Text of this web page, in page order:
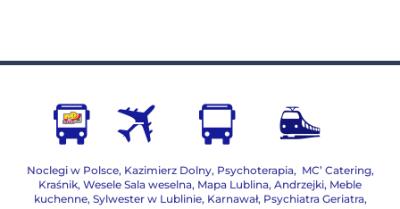
Noclegi w Polsce, Kazimierz Dolny, Psychoterapia, MC’ Catering,
Kraśnik, Wesele Sala weselna, Mapa Lublina, Andrzejki, Meble
kuchenne, Sylwester w Lublinie, Karnawał, Psychiatra Geriatra,